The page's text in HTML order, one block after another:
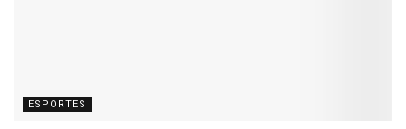
ESPORTES